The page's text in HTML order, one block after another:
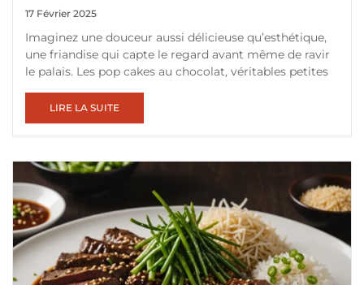
17 Février 2025
Imaginez une douceur aussi délicieuse qu’esthétique,
une friandise qui capte le regard avant même de ravir
le palais. Les pop cakes au chocolat, véritables petites
LIRE LA SUITE